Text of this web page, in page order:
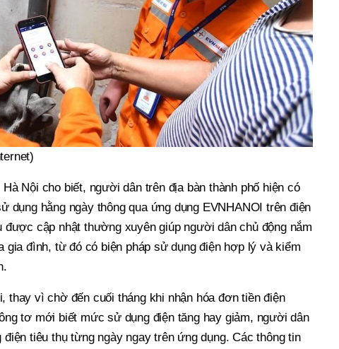
Nội cho biết, người dân trên địa bàn thành phố hiện có
dụng hằng ngày thông qua ứng dụng EVNHANOI trên điện
được cập nhật thường xuyên giúp người dân chủ động nắm
gia đình, từ đó có biện pháp sử dụng điện hợp lý và kiểm
thay vì chờ đến cuối tháng khi nhận hóa đơn tiền điện
tơ mới biết mức sử dụng điện tăng hay giảm, người dân
tiêu thụ từng ngày ngay trên ứng dụng. Các thông tin